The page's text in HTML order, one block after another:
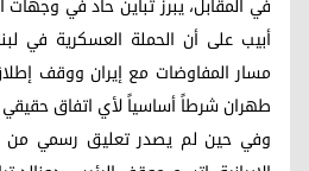
أبيب على أن الحملة العسكرية في
مسار المفاوضات مع إيران ووقف إطلاق
طهران شرطاً أساسياً لأي اتفاق
وفي حين لم يصدر تعليق رسمي من